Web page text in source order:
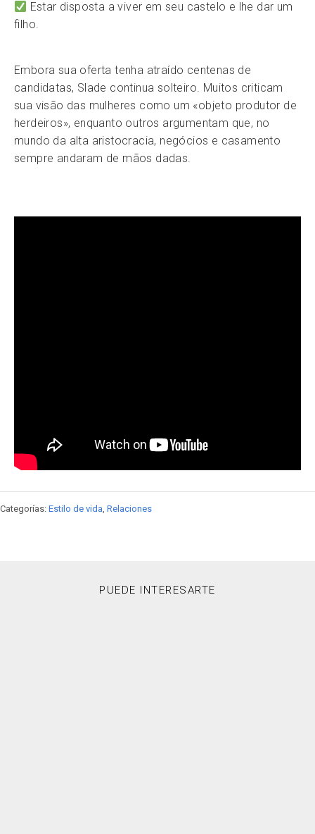
Estar disposta a viver em seu castelo e lhe dar um
filho.
Embora sua oferta tenha atraído centenas de
candidatas, Slade continua solteiro. Muitos criticam
sua visão das mulheres como um «objeto produtor de
herdeiros», enquanto outros argumentam que, no
mundo da alta aristocracia, negócios e casamento
sempre andaram de mãos dadas.
Categorías: Estilo de vida, Relaciones
PUEDE INTERESARTE